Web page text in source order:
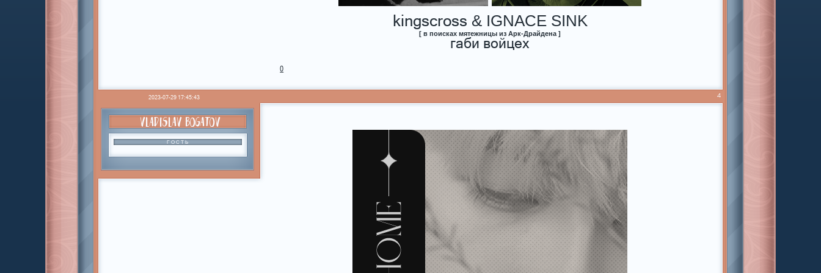
kingscross & IGNACE SINK
[ в поисках мятежницы из Арк-Драйдена ]
габи войцех
0
4
2023-07-29 17:45:43
VLADISLAV BOGATOV
ГОСТЬ